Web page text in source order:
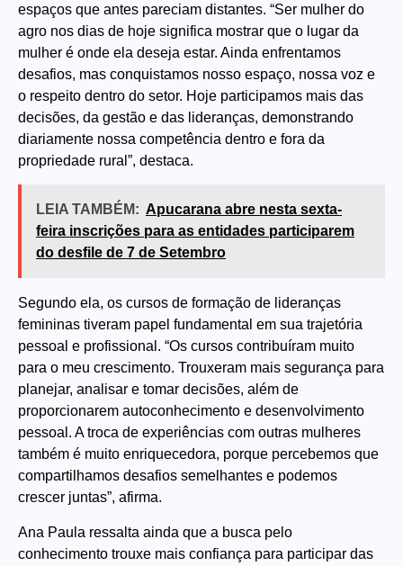
espaços que antes pareciam distantes. “Ser mulher do
agro nos dias de hoje significa mostrar que o lugar da
mulher é onde ela deseja estar. Ainda enfrentamos
desafios, mas conquistamos nosso espaço, nossa voz e
o respeito dentro do setor. Hoje participamos mais das
decisões, da gestão e das lideranças, demonstrando
diariamente nossa competência dentro e fora da
propriedade rural”, destaca.
LEIA TAMBÉM: Apucarana abre nesta sexta-
feira inscrições para as entidades participarem
do desfile de 7 de Setembro
Segundo ela, os cursos de formação de lideranças
femininas tiveram papel fundamental em sua trajetória
pessoal e profissional. “Os cursos contribuíram muito
para o meu crescimento. Trouxeram mais segurança para
planejar, analisar e tomar decisões, além de
proporcionarem autoconhecimento e desenvolvimento
pessoal. A troca de experiências com outras mulheres
também é muito enriquecedora, porque percebemos que
compartilhamos desafios semelhantes e podemos
crescer juntas”, afirma.
Ana Paula ressalta ainda que a busca pelo
conhecimento trouxe mais confiança para participar das